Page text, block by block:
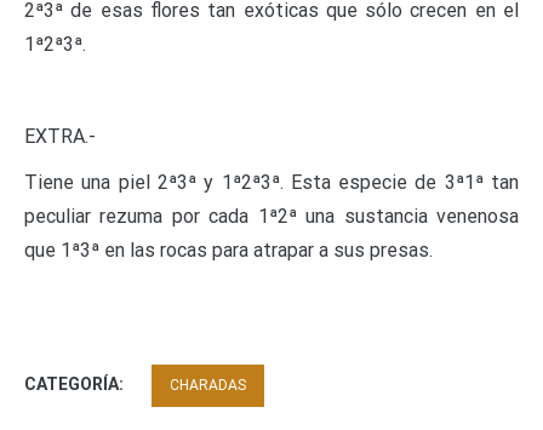
2ª3ª de esas flores tan exóticas que sólo crecen en el
1ª2ª3ª.
EXTRA.-
Tiene una piel 2ª3ª y 1ª2ª3ª. Esta especie de 3ª1ª tan
peculiar rezuma por cada 1ª2ª una sustancia venenosa
que 1ª3ª en las rocas para atrapar a sus presas.
CATEGORÍA: CHARADAS